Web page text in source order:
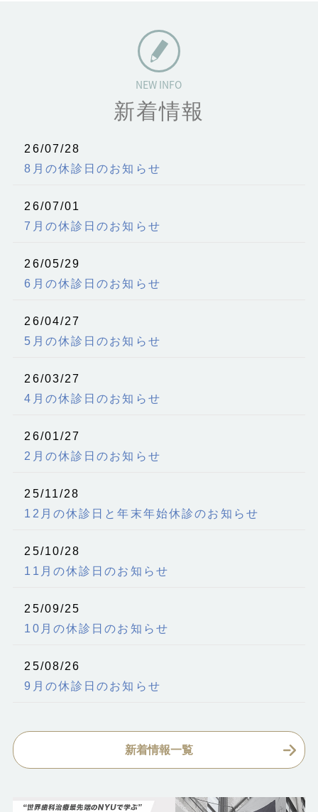
新着情報
26/07/28
8月の休診日のお知らせ
26/07/01
7月の休診日のお知らせ
26/05/29
6月の休診日のお知らせ
26/04/27
5月の休診日のお知らせ
26/03/27
4月の休診日のお知らせ
26/01/27
2月の休診日のお知らせ
25/11/28
12月の休診日と年末年始休診のお知らせ
25/10/28
11月の休診日のお知らせ
25/09/25
10月の休診日のお知らせ
25/08/26
9月の休診日のお知らせ
新着情報一覧